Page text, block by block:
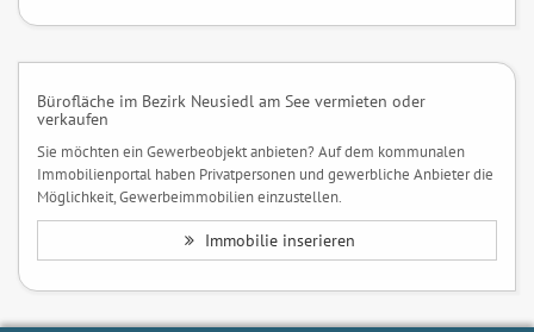
Bürofläche im Bezirk Neusiedl am See vermieten oder
verkaufen
Sie möchten ein Gewerbeobjekt anbieten? Auf dem kommunalen
Immobilienportal haben Privatpersonen und gewerbliche Anbieter die
Möglichkeit, Gewerbeimmobilien einzustellen.
Immobilie inserieren